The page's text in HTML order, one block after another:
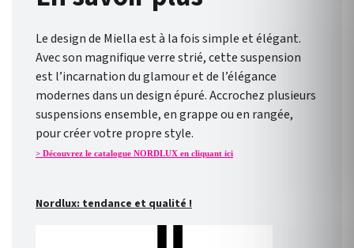
Le design de Miella est à la fois simple et élégant.
Avec son magnifique verre strié, cette suspension
est l’incarnation du glamour et de l’élégance
modernes dans un design épuré. Accrochez plusieurs
suspensions ensemble, en grappe ou en rangée,
pour créer votre propre style.
> Découvrez le catalogue NORDLUX en cliquant ici
Nordlux: tendance et qualité !